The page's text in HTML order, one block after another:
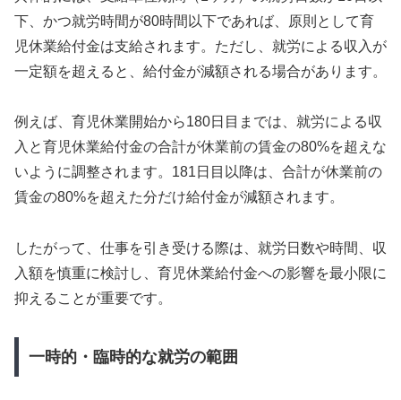
下、かつ就労時間が80時間以下であれば、原則として育
児休業給付金は支給されます。ただし、就労による収入が
一定額を超えると、給付金が減額される場合があります。
例えば、育児休業開始から180日目までは、就労による収
入と育児休業給付金の合計が休業前の賃金の80%を超えな
いように調整されます。181日目以降は、合計が休業前の
賃金の80%を超えた分だけ給付金が減額されます。
したがって、仕事を引き受ける際は、就労日数や時間、収
入額を慎重に検討し、育児休業給付金への影響を最小限に
抑えることが重要です。
一時的・臨時的な就労の範囲